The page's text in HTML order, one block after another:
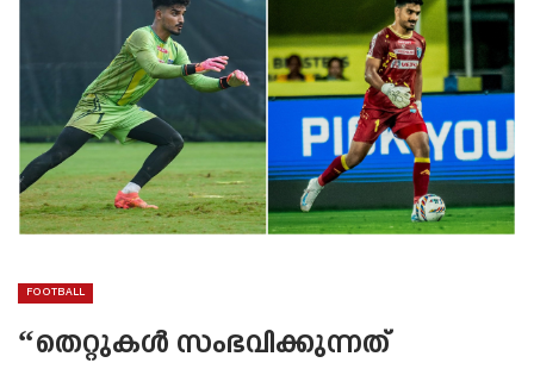
FOOTBALL
“തെറ്റുകൾ സംഭവിക്കുന്നത്